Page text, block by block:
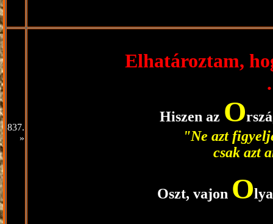
837.
»
Elhatároztam,
Hiszen az O
"Ne azt
csak azt
Oszt, vajon O